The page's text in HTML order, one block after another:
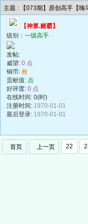
主题 : 【073期】原创高手【
【神算.赌霸】
级别： 一级高手
发帖:
威望: 0 点
铜币: 枚
贡献值: 点
好评度: 0 点
在线时间: 0(时)
注册时间: 1970-01-01
最后登录: 1970-01-01
首页 上一页 22